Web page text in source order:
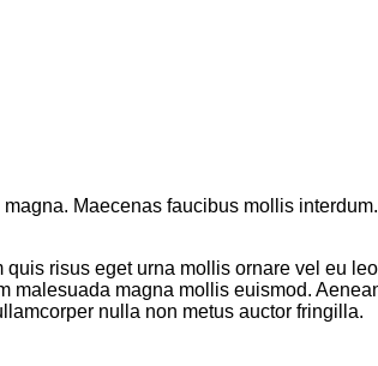
Maecenas faucibus mollis
risus eget urna mollis ornare vel eu
malesuada magna mollis euismod.
nulla non metus auctor fringilla.